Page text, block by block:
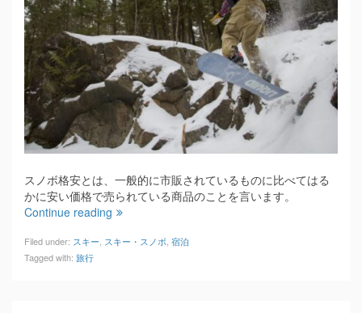
スノボ格安とは、一般的に市販されているものに比べてはる
かに安い価格で売られている商品のことを言います。
Continue reading
Filed under: スキー スキー・スノボ 宿泊
Tagged with: 旅行